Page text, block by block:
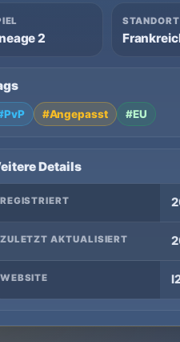
2
STANDORT
#Angepasst #EU
Details
REGISTRIERT
ZULETZT AKTUALISIERT
WEBSITE